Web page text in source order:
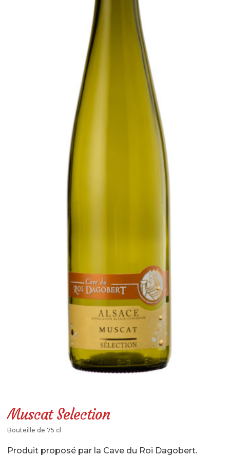
LÉGUMES GASTRONOMIQUES CUISINÉS
LÉGUMES BRUTS
SPÉCIALITÉS SALÉES
SPÉCIALITÉS SUCRÉES
AUTRES SOUVENIRS D’ALSACE
PANIERS GARNIS
RÉSERVEZ UNE VISITE
Où trouver La Maison de La Choucroute – LE PIC
Qui sommes-nous ?
Histoire de la choucroute
Fabrication de la choucroute
Garantie de qualité
Actualités
Muscat Selection
Bouteille de 75 cl
Produit proposé par la Cave du Roi Dagobert.